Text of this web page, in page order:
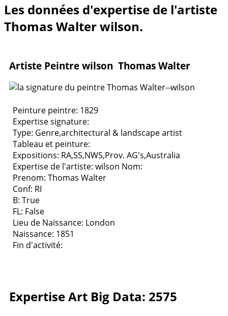
Les données d'expertise de l'artiste
Thomas Walter wilson.
Artiste Peintre wilson Thomas Walter
Peinture peintre: 1829
Expertise signature:
Type: Genre,architectural & landscape artist
Tableau et peinture:
Expositions: RA,SS,NWS,Prov. AG's,Australia
Expertise de l'artiste: wilson Nom:
Prenom: Thomas Walter
Conf: RI
B: True
FL: False
Lieu de Naissance: London
Naissance: 1851
Fin d'activité:
Expertise Art Big Data: 2575